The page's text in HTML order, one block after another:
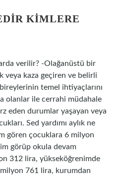
KIMLERE
verilir? -Olağanüstü bir
veya kaza geçiren ve belirli
temel ihtiyaçlarını
olanlar ile cerrahi müdahale
eden durumlar yaşayan veya
Sed yardımı aylık ne
gören çocuklara 6 milyon
görüp okula devam
312 lira, yükseköğrenimde
761 lira, kurumdan